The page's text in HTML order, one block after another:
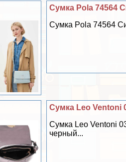
Сумка Pola 74564
Сумка Pola 74564
Сумка Leo Ventoni
Сумка Leo Ventoni
черный...